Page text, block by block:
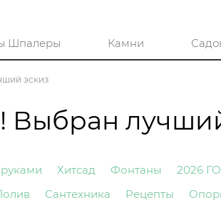
Шпалеры Камни
эскиз
Выбран
Хитсад Фонтаны 2026
Сантехника Рецепты